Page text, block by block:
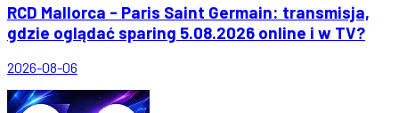
RCD Mallorca - Paris Saint Germain: transmisja,
gdzie oglądać sparing 5.08.2026 online i w TV?
2026-08-06